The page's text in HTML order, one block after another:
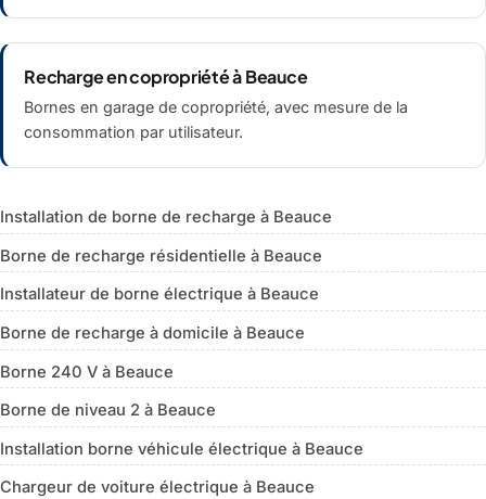
Recharge en copropriété à Beauce
Bornes en garage de copropriété, avec mesure de la
consommation par utilisateur.
Installation de borne de recharge à Beauce
Borne de recharge résidentielle à Beauce
Installateur de borne électrique à Beauce
Borne de recharge à domicile à Beauce
Borne 240 V à Beauce
Borne de niveau 2 à Beauce
Installation borne véhicule électrique à Beauce
Chargeur de voiture électrique à Beauce